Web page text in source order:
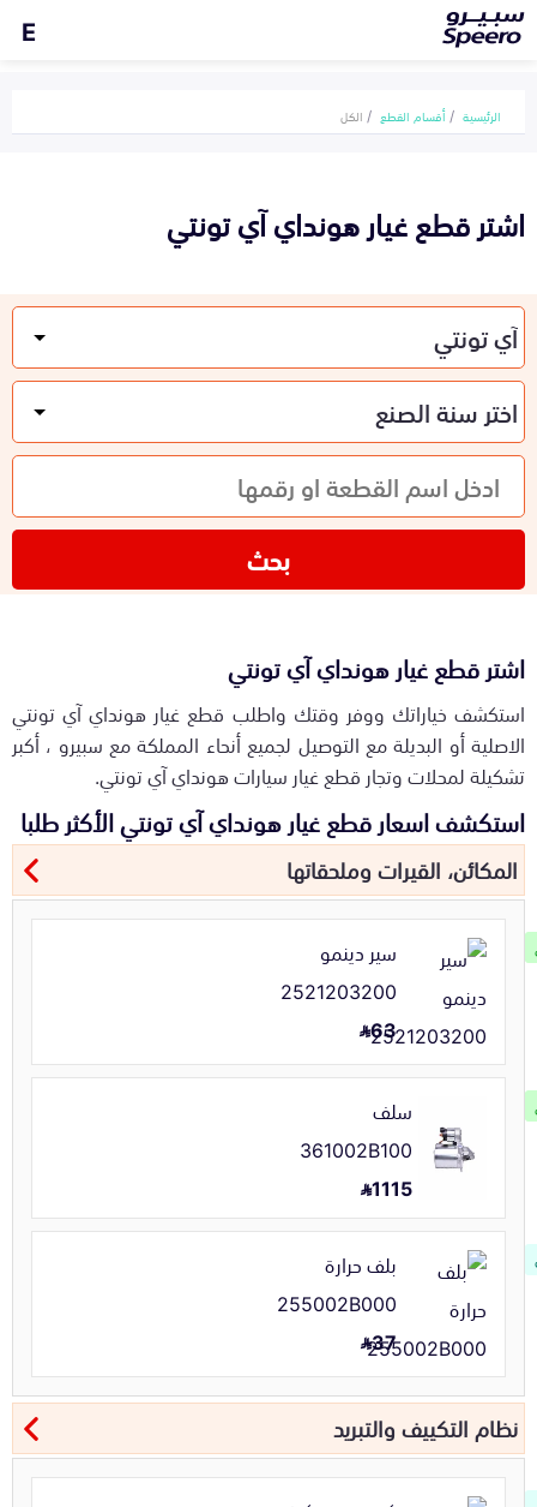
E
الرئيسية أقسام القطع الكل
اشتر قطع غيار هونداي آي تونتي
بحث
اشتر قطع غيار هونداي آي تونتي
استكشف خياراتك ووفر وقتك واطلب قطع غيار هونداي آي تونتي
الاصلية أو البديلة مع التوصيل لجميع أنحاء المملكة مع سبيرو ، أكبر
تشكيلة لمحلات وتجار قطع غيار سيارات هونداي آي تونتي.
استكشف اسعار قطع غيار هونداي آي تونتي الأكثر طلبا
المكائن، القيرات وملحقاتها
سير دينمو
2521203200
63
سلف
361002B100
1115
بلف حرارة
255002B000
37
نظام التكييف والتبريد